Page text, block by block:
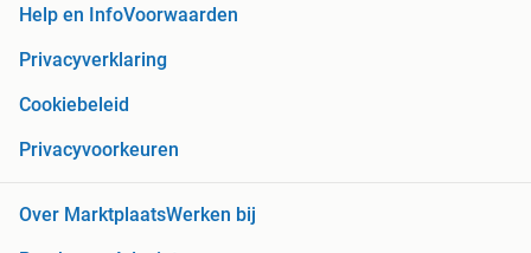
Help en InfoVoorwaarden
Privacyverklaring
Cookiebeleid
Privacyvoorkeuren
Over MarktplaatsWerken bij